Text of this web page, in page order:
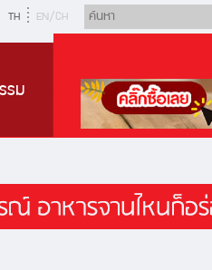
TH EN/CH
รม